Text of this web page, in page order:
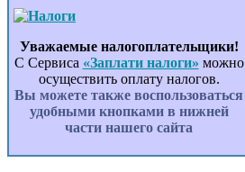
Уважаемые налогоплательщики!
С Сервиса «Заплати налоги» можно
осуществить оплату налогов.
Вы можете также воспользоваться
удобными кнопками в нижней
части нашего сайта